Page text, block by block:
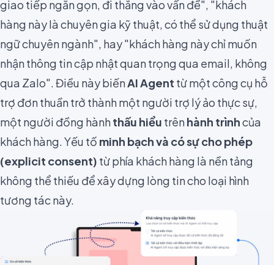
giao tiếp ngắn gọn, đi thẳng vào vấn đề", "khách
hàng này là chuyên gia kỹ thuật, có thể sử dụng thuật
ngữ chuyên ngành", hay "khách hàng này chỉ muốn
nhận thông tin cập nhật quan trọng qua email, không
qua Zalo". Điều này biếnAI Agent từ một công cụ hỗ
trợ đơn thuần trở thành một người trợ lý ảo thực sự,
một người đồng hànhthấu hiểu trênhành trìnhcủa
khách hàng. Yếu tố minh bạch và có sự cho phép
(explicit consent) từ phía khách hàng là nền tảng
không thể thiếu để xây dựng lòng tin cho loại hình
tương tác này.